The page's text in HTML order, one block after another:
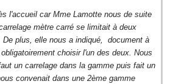
l'accueil car Mme Lamotte nous de suite
mètre carré se limitait à deux
De plus, elle nous a indiqué, document à
choisir l'un des deux. Nous
un carrelage dans la gamme puis fait un
convenait dans une 2ème gamme